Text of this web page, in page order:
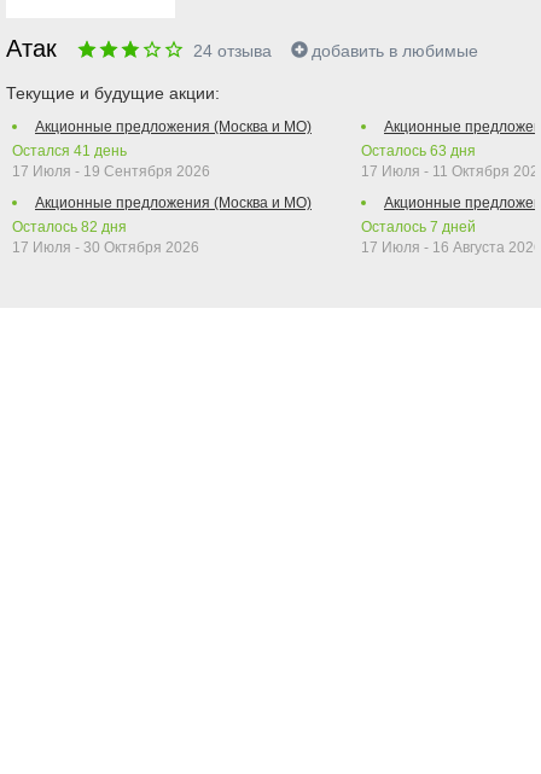
Атак 24 отзыва добавить в любимые
Текущие и будущие акции:
Акционные предложения (Москва и МО)
Остался 41 день
17 Июля - 19 Сентября 2026
Акционные предложения (Москва и МО)
Осталось 82 дня
17 Июля - 30 Октября 2026
Акционные
Осталось 63 дня
17 Июля - 11 Октября
Акционные
Осталось 7 дней
17 Июля - 16 Августа 2026